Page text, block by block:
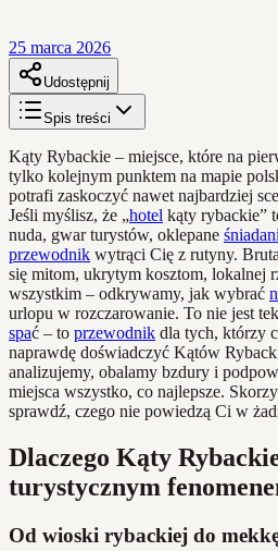
25 marca 2026
Udostępnij
Spis treści
Kąty Rybackie – miejsce, które na
tylko kolejnym punktem na mapie
potrafi zaskoczyć nawet najbardziej
Jeśli myślisz, że „hotel kąty rybackie”
nuda, gwar turystów, oklepane
przewodnik wytrąci Cię z rutyny.
się mitom, ukrytym kosztom, lokalnej
wszystkim – odkrywamy, jak wybrać
urlopu w rozczarowanie. To nie jest
spać – to przewodnik dla tych, którzy
naprawdę doświadczyć Kątów
analizujemy, obalamy bzdury i
miejsca wszystko, co najlepsze.
sprawdź, czego nie powiedzą Ci w
Dlaczego Kąty
turystycznym
Od wioski rybackiej do